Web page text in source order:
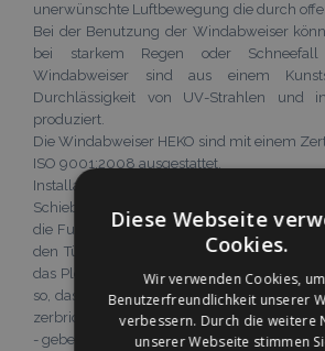
unerwünschte Luftbewegung die durch
Bei der Benutzung der Windabweiser
bei starkem Regen oder Schneefall
Windabweiser sind aus einem
Durchlässigkeit von UV-Strahlen und
produziert.
Die Windabweiser HEKO sind mit einem
ISO 9001:2008 ausgestattet.
Installationsanleitung: 1. Ziehen Sie
Schieben Sie das Plexiglas in den oberen
die Fuge so, dass das zweite Ende des
den Türen und den Rückspiegel liegt. 3.
das Plexiglas in die Fuge rein. Fangen Sie
so, dass nicht ein hoher Druck entsteht
zerbricht.
- geben den Auto ein neuen „Look“
Diese Webseite
Cookies.
Wir verwenden Cookies,
Benutzerfreundlichkeit unserer
verbessern. Durch die weitere
unserer Webseite stimmen